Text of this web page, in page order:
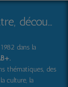
RPL Radio : partager, transmettre, découvrir et surprendre
dans la
.
thématiques, des
culture, la